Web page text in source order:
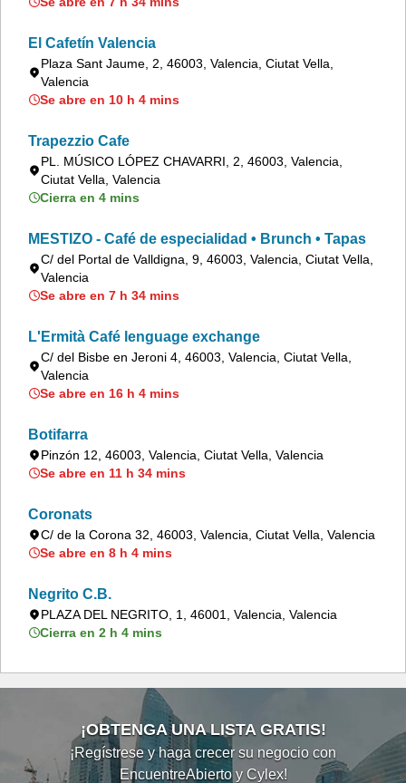
El Cafetín Valencia
Plaza Sant Jaume, 2, 46003, Valencia, Ciutat Vella,
Valencia
Se abre en 10 h 4 mins
Trapezzio Cafe
PL. MÚSICO LÓPEZ CHAVARRI, 2, 46003, Valencia,
Ciutat Vella, Valencia
Cierra en 4 mins
MESTIZO - Café de especialidad • Brunch • Tapas
C/ del Portal de Valldigna, 9, 46003, Valencia, Ciutat Vella,
Valencia
Se abre en 7 h 34 mins
L'Ermità Café lenguage exchange
C/ del Bisbe en Jeroni 4, 46003, Valencia, Ciutat Vella,
Valencia
Se abre en 16 h 4 mins
Botifarra
Pinzón 12, 46003, Valencia, Ciutat Vella, Valencia
Se abre en 11 h 34 mins
Coronats
C/ de la Corona 32, 46003, Valencia, Ciutat Vella, Valencia
Se abre en 8 h 4 mins
Negrito C.B.
PLAZA DEL NEGRITO, 1, 46001, Valencia, Valencia
Cierra en 2 h 4 mins
¡OBTENGA UNA LISTA GRATIS!
¡Regístrese y haga crecer su negocio con
EncuentreAbierto y Cylex!